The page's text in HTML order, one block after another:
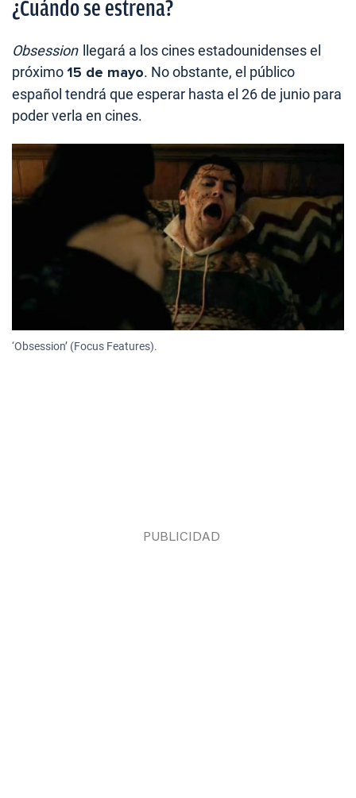
¿Cuándo se estrena?
Obsession llegará a los cines estadounidenses el
próximo15 de mayo. No obstante, el público
español tendrá que esperar hasta el 26 de junio para
poder verla en cines.
‘Obsession’ (Focus Features).